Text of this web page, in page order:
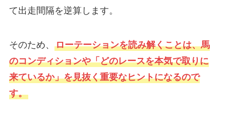
て出走間隔を逆算します。
そのため、 ローテーションを読み解くことは、馬
のコンディションや「どのレースを本気で取りに
来ているか」を見抜く重要なヒントになるので
す。